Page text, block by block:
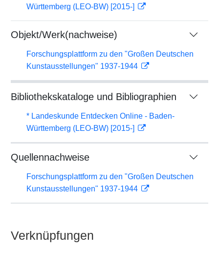
Württemberg (LEO-BW) [2015-]
Objekt/Werk(nachweise)
Forschungsplattform zu den "Großen Deutschen
Kunstausstellungen" 1937-1944
Bibliothekskataloge und Bibliographien
* Landeskunde Entdecken Online - Baden-
Württemberg (LEO-BW) [2015-]
Quellennachweise
Forschungsplattform zu den "Großen Deutschen
Kunstausstellungen" 1937-1944
Verknüpfungen